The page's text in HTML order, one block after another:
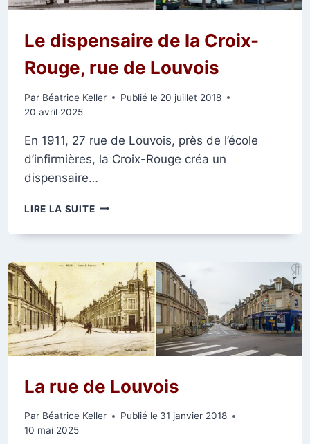
Le dispensaire de la Croix-
Rouge, rue de Louvois
Par Béatrice Keller Publié le 20 juillet 2018
20 avril 2025
En 1911, 27 rue de Louvois, près de l’école
d’infirmières, la Croix-Rouge créa un
dispensaire…
LIRE LA SUITELE
DE
CROIX-
ROUGE,
RUE
DE
LOUVOIS
La rue de Louvois
Par Béatrice Keller Publié le 31 janvier 2018
10 mai 2025